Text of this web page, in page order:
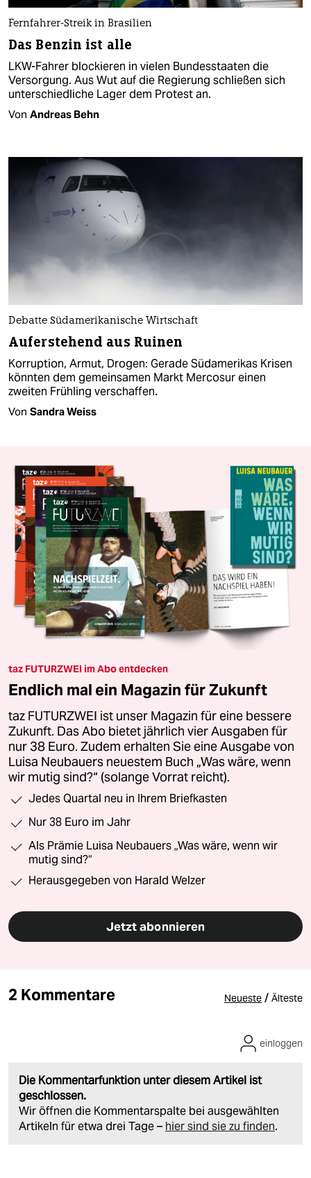
Fernfahrer-Streik in Brasilien
Das Benzin ist alle
LKW-Fahrer blockieren in vielen Bundesstaaten die
Versorgung. Aus Wut auf die Regierung schließen sich
unterschiedliche Lager dem Protest an.
Von Andreas Behn
Debatte Südamerikanische Wirtschaft
Auferstehend aus Ruinen
Korruption, Armut, Drogen: Gerade Südamerikas Krisen
könnten dem gemeinsamen Markt Mercosur einen
zweiten Frühling verschaffen.
Von Sandra Weiss
taz FUTURZWEI im Abo entdecken
Endlich mal ein Magazin für Zukunft
taz FUTURZWEI ist unser Magazin für eine bessere
Zukunft. Das Abo bietet jährlich vier Ausgaben für
nur 38 Euro. Zudem erhalten Sie eine Ausgabe von
Luisa Neubauers neuestem Buch „Was wäre, wenn
wir mutig sind?“ (solange Vorrat reicht).
Jedes Quartal neu in Ihrem Briefkasten
Nur 38 Euro im Jahr
Als Prämie Luisa Neubauers „Was wäre, wenn wir
mutig sind?“
Herausgegeben von Harald Welzer
Jetzt abonnieren
2 Kommentare Neueste / Älteste
Die Kommentarfunktion unter diesem Artikel ist
geschlossen.
Wir öffnen die Kommentarspalte bei ausgewählten
Artikeln für etwa drei Tage – hier sind sie zu finden.
einloggen